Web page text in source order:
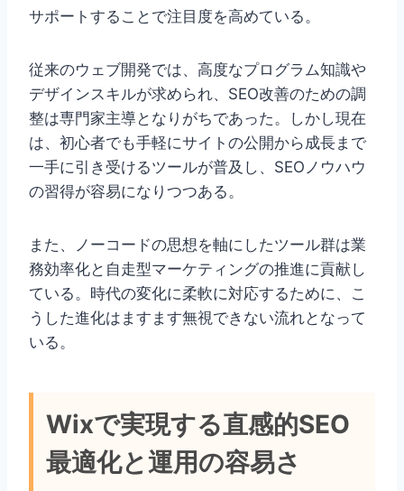
サポートすることで注目度を高めている。
従来のウェブ開発では、高度なプログラム知識や
デザインスキルが求められ、SEO改善のための調
整は専門家主導となりがちであった。しかし現在
は、初心者でも手軽にサイトの公開から成長まで
一手に引き受けるツールが普及し、SEOノウハウ
の習得が容易になりつつある。
また、ノーコードの思想を軸にしたツール群は業
務効率化と自走型マーケティングの推進に貢献し
ている。時代の変化に柔軟に対応するために、こ
うした進化はますます無視できない流れとなって
いる。
Wixで実現する直感的SEO
最適化と運用の容易さ